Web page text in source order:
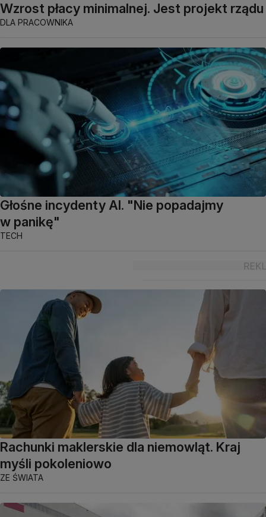
Wzrost płacy minimalnej. Jest projekt rządu
DLA PRACOWNIKA
Głośne incydenty AI. "Nie popadajmy
w panikę"
TECH
Rachunki maklerskie dla niemowląt. Kraj
myśli pokoleniowo
ZE ŚWIATA